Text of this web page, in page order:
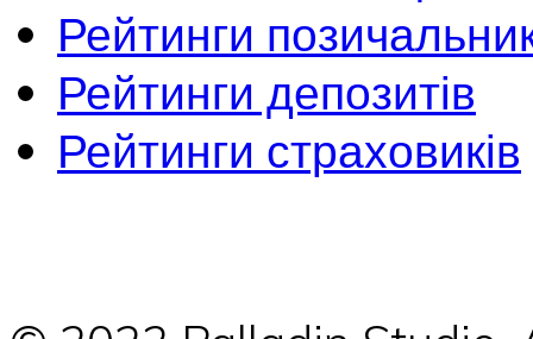
Рейтинги
Рейтинги депозитів
Рейтинги страховиків